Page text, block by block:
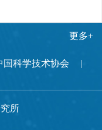
国科学技术协会
更多+
所